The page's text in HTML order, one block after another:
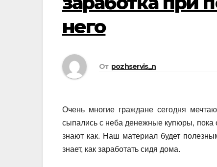
него
От pozhservis_n
Очень многие граждане сегодня
сыпались с неба денежные купюры, пока
знают как. Наш материал будет
знает, как заработать сидя дома.